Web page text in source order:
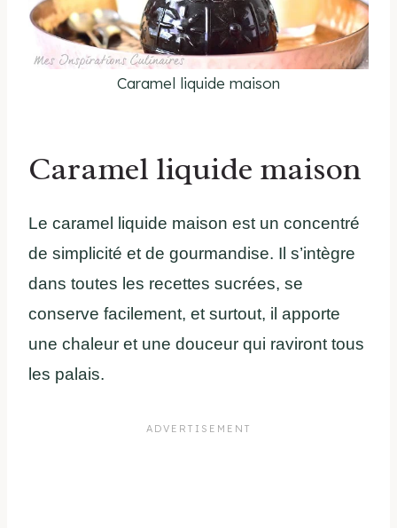
Caramel liquide maison
Caramel liquide maison
Le caramel liquide maison est un concentré
de simplicité et de gourmandise. Il s’intègre
dans toutes les recettes sucrées, se
conserve facilement, et surtout, il apporte
une chaleur et une douceur qui raviront tous
les palais.